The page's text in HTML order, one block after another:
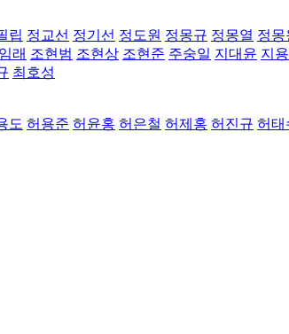
립 정교선 정기선 정도원 정몽규 정몽열 정몽
래 조현범 조현상 조현준 주숭일 지대윤 지
최호성
도 허용준 허윤홍 허은철 허제홍 허진규 허태